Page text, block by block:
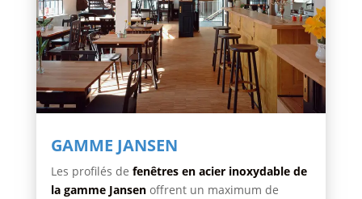
GAMME JANSEN
Les profilés de fenêtres en acier inoxydable de
la gamme Jansenoffrent un maximum de